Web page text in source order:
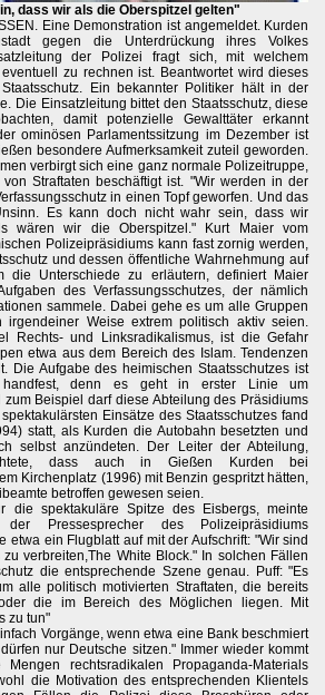
dass wir als die Oberspitzel gelten"
Eine Demonstration ist angemeldet. Kurden
gegen die Unterdrückung ihres Volkes
der Polizei fragt sich, mit welchem
zu rechnen ist. Beantwortet wird dieses
Ein bekannter Politiker hält in der
Die Einsatzleitung bittet den Staatsschutz, diese
damit potenzielle Gewalttäter erkannt
ominösen Parlamentssitzung im Dezember ist
besondere Aufmerksamkeit zuteil geworden.
verbirgt sich eine ganz normale Polizeitruppe,
Straftaten beschäftigt ist. "Wir werden in der
in einen Topf geworfen. Und das
Es kann doch nicht wahr sein, dass wir
wären wir die Oberspitzel." Kurt Maier vom
Polizeipräsidiums kann fast zornig werden,
und dessen öffentliche Wahrnehmung auf
die Unterschiede zu erläutern, definiert Maier
des Verfassungsschutzes, der nämlich
sammele. Dabei gehe es um alle Gruppen
Weise extrem politisch aktiv seien.
Rechts- und Linksradikalismus, ist die Gefahr
etwa aus dem Bereich des Islam. Tendenzen
Die Aufgabe des heimischen Staatsschutzes ist
denn es geht in erster Linie um
zum Beispiel darf diese Abteilung des Präsidiums
Einsätze des Staatsschutzes fand
statt, als Kurden die Autobahn besetzten und
selbst anzündeten. Der Leiter der Abteilung,
dass auch in Gießen Kurden bei
Kirchenplatz (1996) mit Benzin gespritzt hätten,
betroffen gewesen seien.
die spektakuläre Spitze des Eisbergs, meinte
der Pressesprecher des Polizeipräsidiums
etwa ein Flugblatt auf mit der Aufschrift: "Wir sind
verbreiten,The White Block." In solchen Fällen
die entsprechende Szene genau. Puff: "Es
alle politisch motivierten Straftaten, die bereits
die im Bereich des Möglichen liegen. Mit
zu tun"
Vorgänge, wenn etwa eine Bank beschmiert
nur Deutsche sitzen." Immer wieder kommt
rechtsradikalen Propaganda-Materials
die Motivation des entsprechenden Klientels